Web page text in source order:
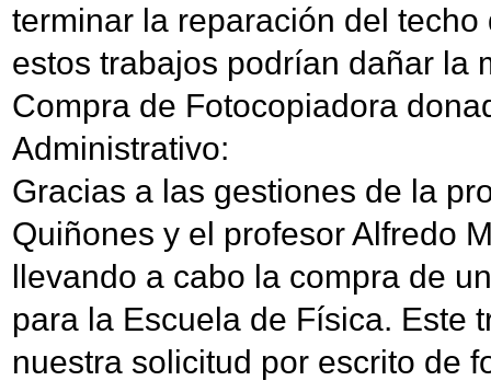
terminar la reparación del
estos trabajos podrían dañar la
Compra de Fotocopiadora
Administrativo:
Gracias a las gestiones de la
Quiñones y el profesor Alfredo
llevando a cabo la compra de
para la Escuela de Física. Este
nuestra solicitud por escrito de